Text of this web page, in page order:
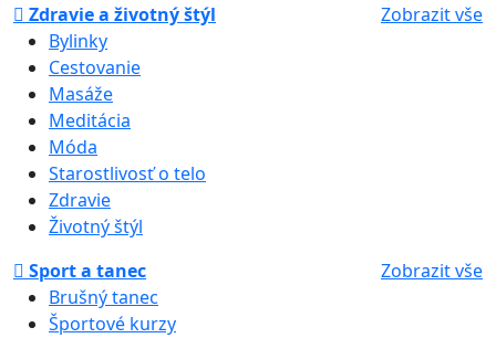
Zdravie a životný štýl
Zobrazit vše
Bylinky
Cestovanie
Masáže
Meditácia
Móda
Starostlivosť o telo
Zdravie
Životný štýl
Sport a tanec
Zobrazit vše
Brušný tanec
Športové kurzy